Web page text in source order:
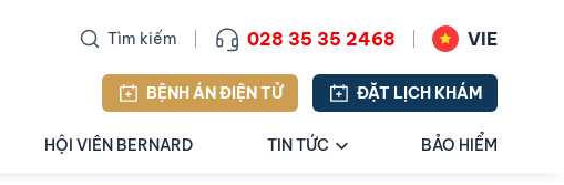
Tìm kiếm 028 35 35 2468 VIE
BỆNH ÁN ĐIỆN TỬ ĐẶT LỊCH KHÁM
HỘI VIÊN BERNARD TIN TỨC BẢO HIỂM